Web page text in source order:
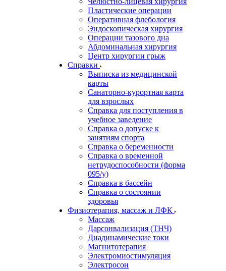
Пластические операции
Оперативная флебология
Эндоскопическая хирургия
Операции тазового дна
Абдоминальная хирургия
Центр хирургии грыж
Справки
Выписка из медицинской
карты
Санаторно-курортная карта
для взрослых
Справка для поступления в
учебное заведение
Справка о допуске к
занятиям спорта
Справка о беременности
Справка о временной
нетрудоспособности (форма
095/у)
Справка в бассейн
Справка о состоянии
здоровья
Физиотерапия, массаж и ЛФК
Массаж
Дарсонвализация (ТНЧ)
Диадинамические токи
Магнитотерапия
Электромиостимуляция
Электросон